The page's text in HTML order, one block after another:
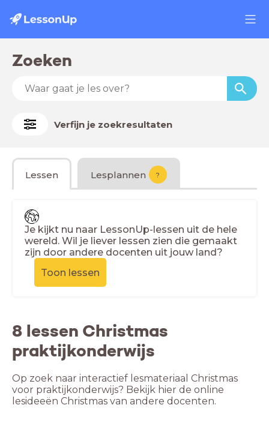
Zoeken
Verfijn je zoekresultaten
Lessen Lesplannen ?
Je kijkt nu naar LessonUp-lessen uit de hele
wereld. Wil je liever lessen zien die gemaakt
zijn door andere docenten uit jouw land?
Toon lessen
8 lessen Christmas
praktijkonderwijs
Op zoek naar interactief lesmateriaal Christmas
voor praktijkonderwijs? Bekijk hier de online
lesideeën Christmas van andere docenten.